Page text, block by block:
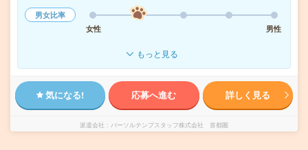
男女比率
女性
男性
もっと見る
気になる! 応募へ進む 詳しく見る
派遣会社 パーソルテンプスタッフ株式会社 首都圏